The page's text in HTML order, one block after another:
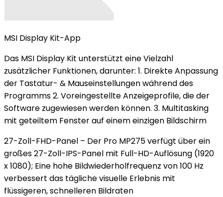
MSI Display Kit-App
Das MSI Display Kit unterstützt eine Vielzahl
zusätzlicher Funktionen, darunter: 1. Direkte Anpassung
der Tastatur- & Mauseinstellungen während des
Programms 2. Voreingestellte Anzeigeprofile, die der
Software zugewiesen werden können. 3. Multitasking
mit geteiltem Fenster auf einem einzigen Bildschirm
27-Zoll-FHD-Panel – Der Pro MP275 verfügt über ein
großes 27-Zoll-IPS-Panel mit Full-HD-Auflösung (1920
x 1080); Eine hohe Bildwiederholfrequenz von 100 Hz
verbessert das tägliche visuelle Erlebnis mit
flüssigeren, schnelleren Bildraten